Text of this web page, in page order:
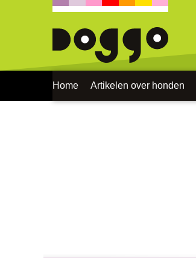
Home Artikelen over honden